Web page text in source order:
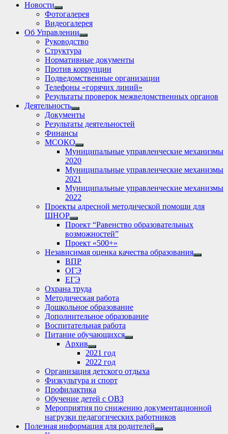
Новости
Show
sub
menu
Фотогалерея
Видеогалерея
Об Управлении
Show
sub
Руководство
Структура
Нормативные документы
Против коррупции
Подведомственные организации
Телефоны «горячих линий»
Результаты проверок межведомственных органов
Деятельность
Show
sub
menu
Документы
Результаты деятельностей
Финансы
МСОКО
Show
sub
menu
Муниципальные управленческие механизмы
2020
Муниципальные управленческие механизмы
2021
Муниципальные управленческие механизмы
2022
Проекты адресной методической помощи для
ШНОР
Show
sub
menu
Проект “Равенство образовательных
возможностей”
Проект «500+»
Независимая оценка качества образования
Show
ВПР
ОГЭ
ЕГЭ
Охрана труда
Методическая работа
Дошкольное образование
Дополнительное образование
Воспитательная работа
Питание обучающихся
Show
Архив
Show
sub
menu
2021 год
2022 год
Организация детского отдыха
Физкультура и спорт
Профилактика
Обучение детей с ОВЗ
Мероприятия по снижению документационной
нагрузки педагогических работников
Полезная информация для родителей
Show